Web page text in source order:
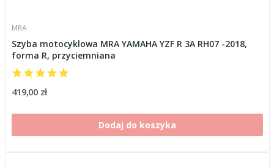
MRA
Szyba motocyklowa MRA YAMAHA YZF R 3A RH07 -2018,
forma R, przyciemniana
419,00 zł
Dodaj do koszyka